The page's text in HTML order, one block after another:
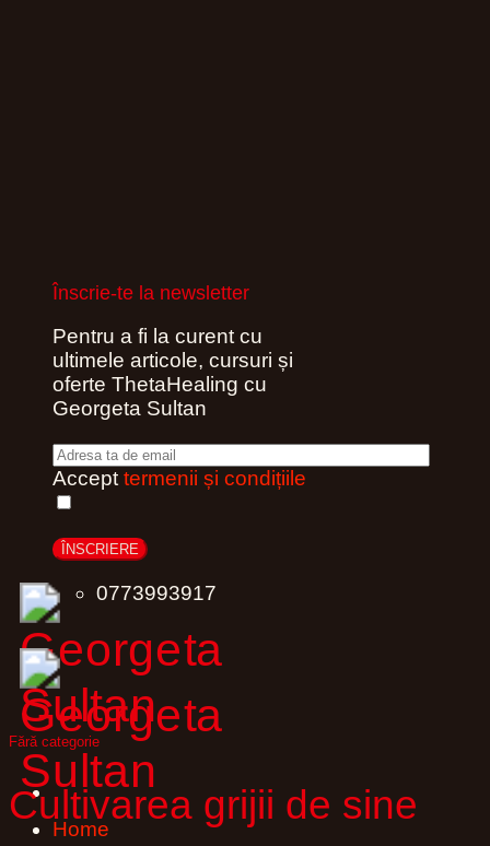
Înscrie-te la newsletter
Pentru a fi la curent cu
ultimele articole, cursuri și
oferte ThetaHealing cu
Georgeta Sultan
Accept termenii și condițiile
0773993917
Home
Fără categorie
Cultivarea grijii de sine